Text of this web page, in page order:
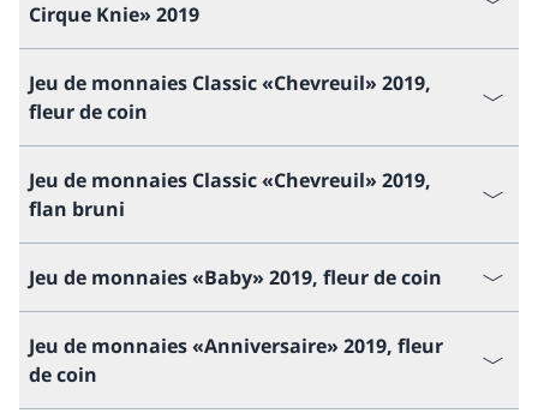
Cirque Knie» 2019
Jeu de monnaies Classic «Chevreuil» 2019,
fleur de coin
Jeu de monnaies Classic «Chevreuil» 2019,
flan bruni
Jeu de monnaies «Baby» 2019, fleur de coin
Jeu de monnaies «Anniversaire» 2019, fleur
de coin